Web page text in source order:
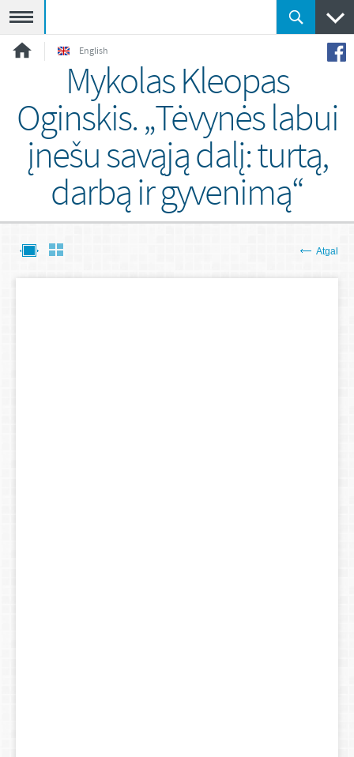
English
Mykolas Kleopas
Oginskis. „Tėvynės labui
įnešu savąją dalį: turtą,
darbą ir gyvenimą“
Atgal